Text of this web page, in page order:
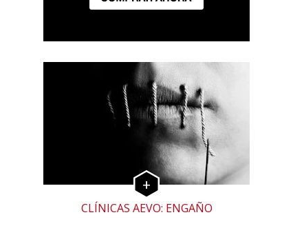
CLÍNICAS AEVO: ENGAÑO